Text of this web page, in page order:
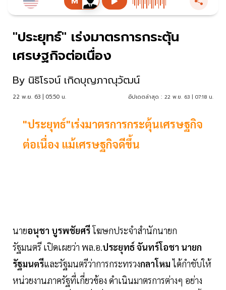
"ประยุทธ์" เร่งมาตรการกระตุ้น
เศรษฐกิจต่อเนื่อง
By นิธิโรจน์ เกิดบุญภาณุวัฒน์
22 พ.ย. 63 | 05:50 น. อัปเดตล่าสุด : 22 พ.ย. 63 | 07:18 น.
"ประยุทธ์"เร่งมาตรการกระตุ้นเศรษฐกิจ
ต่อเนื่อง แม้เศรษฐกิจดีขึ้น
นายอนุชา บูรพชัยศรีโฆษกประจำสำนักนายก
รัฐมนตรี เปิดเผยว่า พล.อ. ประยุทธ์ จันทร์โอชา นายก
รัฐมนตรีและรัฐมนตรีว่าการกระทรวงกลาโหมได้กำชับให้
หน่วยงานภาครัฐที่เกี่ยวข้อง ดำเนินมาตรการต่างๆ อย่าง